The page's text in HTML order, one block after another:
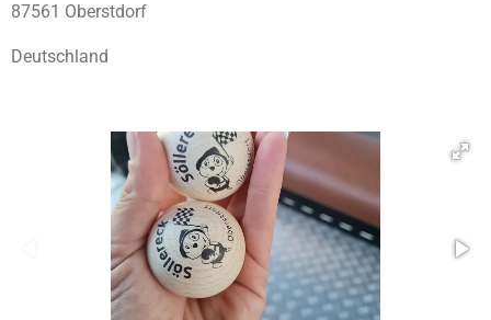
87561 Oberstdorf
Deutschland